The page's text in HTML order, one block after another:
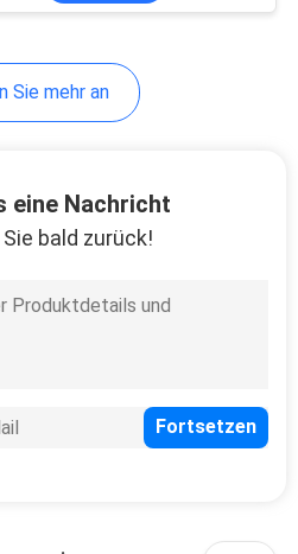
Sie mehr an
eine Nachricht
bald zurück!